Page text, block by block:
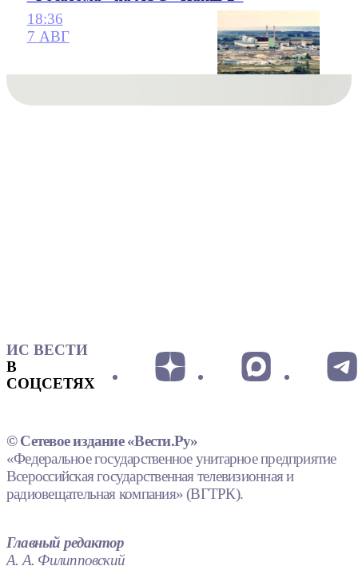
18:36
7 АВГ
ИС ВЕСТИ
В
СОЦСЕТЯХ
© Сетевое издание «Вести.Ру»
«Федеральное государственное унитарное предприятие
Всероссийская государственная телевизионная и
радиовещательная компания» (ВГТРК).
Главный редактор
А. А. Филипповский